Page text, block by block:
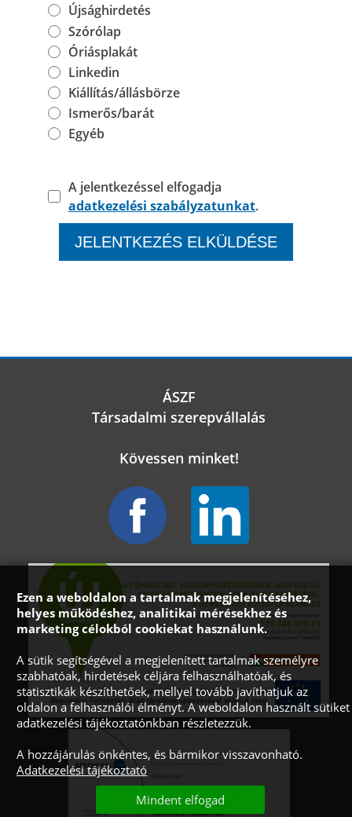
Újsághirdetés
Szórólap
Óriásplakát
Linkedin
Kiállítás/állásbörze
Ismerős/barát
Egyéb
A jelentkezéssel elfogadja
adatkezelési szabályzatunkat.
ÁSZF
Társadalmi szerepvállalás
Kövessen minket!
Ezen a weboldalon a tartalmak megjelenítéséhez,
helyes működéshez, analitikai mérésekhez és
marketing célokból cookiekat használunk.
A sütik segítségével a megjelenített tartalmak személyre
szabhatóak, hirdetések céljára felhasználhatóak, és
statisztikák készíthetőek, mellyel tovább javíthatjuk az
oldalon a felhasználói élményt. A weboldalon használt sütiket
adatkezelési tájékoztatónkban részletezzük.
A hozzájárulás önkéntes, és bármikor visszavonható.
Adatkezelési tájékoztató
Mindent elfogad